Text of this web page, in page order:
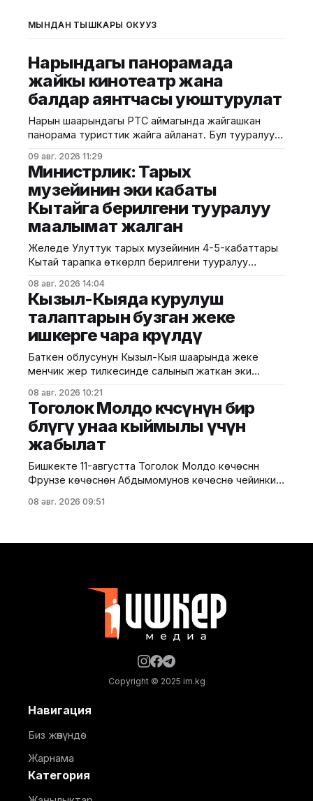
МЫНДАН ТЫШКАРЫ ОКУҢУЗ
Нарындагы панорамада
жайкы кинотеатр жана
балдар аянтчасы уюштурулат
Нарын шаарындагы РТС аймагында жайгашкан
панорама туристтик жайга айланат. Бул тууралуу
ылайык, Нарындын мэри Жылдызбек Беккелдиев
"Сапат курулуш" ЖЧКсынын жетекчиси Валихан
Жолбулаков менен жолугушуп, алдыдагы иштерди
талкуулады. Долбоор сынак шартында жеке
ишкерге пайдаланууга берилип, аймакта жайкы
кинотеатр, сүрөт бурчу, балдар үчүн оюн аянтчасы
жана
09 авг. 2026 11:29
Министрлик: Тарых
музейинин эки кабаты
Кытайга берилгени тууралуу
маалымат жалган
Желеде Улуттук тарых музейинин 4-5-кабаттары
Кытай тарапка өткөрүлүп берилгени тууралуу
Маданият, маалымат жана жаштар саясаты
министрлиги билдирди. Министрликтин
маалыматына караганда, музейдин эч бир бөлүгү чет
өлкөлүк мекемелерге менчикке, ижарага же
туруктуу пайдаланууга берилген эмес.
Белгилегендей, “Гармония сулуулукту жаратат:
Байыркы Кытай цивилизациясынын көркөм өнөр
08 авг. 2026 14:04
Кызыл-Кыяда курулуш
талаптарын бузган жеке
ишкерге чара көрүлдү
Баткен облусунун Кызыл-Кыя шаарында жеке
менчик жер тилкесинде салынып жаткан эки
бузуулар аныкталды. Бул тууралуу Курулуш,
архитектура жана турак жай-коммуналдык чарба
министрлигинин басма сөз кызматы билдирди.
Маалыматка ылайык, Кулатов көчөсүндө жайгашкан
долбоордук документтер таризделбестен
жүргүзүлгөн. Жер казууда
08 авг. 2026 10:21
Тоголок Молдо көчөсүнүн бир
бөлүгү унаа кыймылы үчүн
жабылат
Бишкекте 11-августта Тоголок Молдо көчөсүнүн
Фрунзе көчөсүнөн Абдымомунов көчөсүнө чейинки
мэриясынын билдиришкендей, аталган тилкеде
08 авг. 2026 09:51
Copyright © 2025 im.kg
Навигация
Биз жөнүндө
Жарнама
Категория